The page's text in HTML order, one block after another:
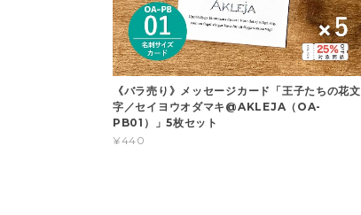
《バラ売り》メッセージカード「王子たちの花文
字／セイヨウオダマキ@AKLEJA（OA-
PB01）」5枚セット
¥440